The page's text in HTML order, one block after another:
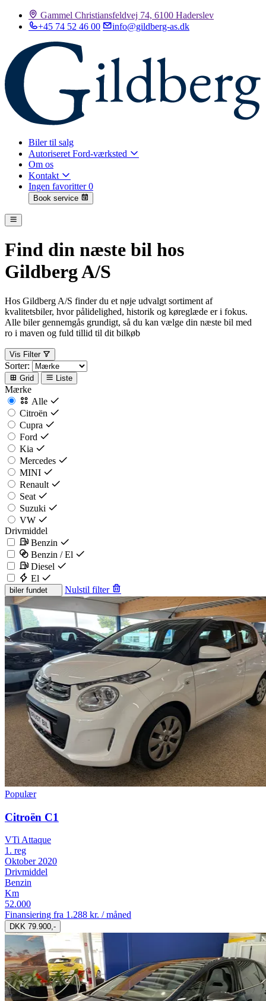
Gammel Christiansfeldvej 74, 6100 Haderslev
+45 74 52 46 00
info@gildberg-as.dk
Biler til salg
Autoriseret Ford-værksted
Om os
Kontakt
Ingen favoritter 0
Book service
Find din næste bil hos
Gildberg A/S
Hos Gildberg A/S finder du et nøje udvalgt sortiment af
kvalitetsbiler, hvor pålidelighed, historik og køreglæde er i fokus.
Alle biler gennemgås grundigt, så du kan vælge din næste bil med
ro i maven og fuld tillid til dit bilkøb
Vis Filter
Sorter:
Grid Liste
Mærke
Alle
Citroën
Cupra
Ford
Kia
Mercedes
MINI
Renault
Seat
Suzuki
VW
Drivmiddel
Benzin
Benzin / El
Diesel
El
biler fundet Nulstil filter
Populær
Citroën C1
VTi Attaque
1. reg
Oktober 2020
Drivmiddel
Benzin
Km
52.000
Finansiering fra 1.288 kr. / måned
DKK 79.900,-